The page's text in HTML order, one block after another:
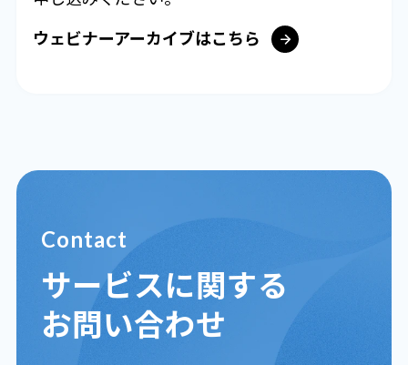
ウェビナーアーカイブはこちら
Contact
サービスに関する
お問い合わせ